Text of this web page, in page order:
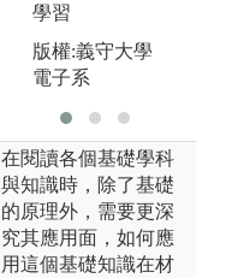
學習
版權:義守大學
電子系
在閱讀各個基礎學科
與知識時，除了基礎
的原理外，需要更深
究其應用面，如何應
用這個基礎知識在材